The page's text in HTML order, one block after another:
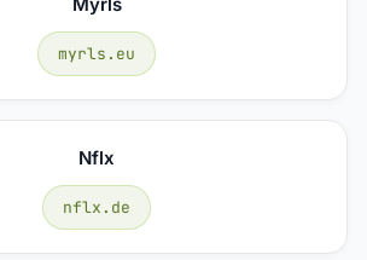
myrls.eu
Nflx
nflx.de